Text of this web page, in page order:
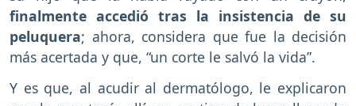
finalmente accedió tras la insistencia de su
peluquera; ahora, considera que fue la decisión
más acertada y que, “un corte le salvó la vida”.
Y es que, al acudir al dermatólogo, le explicaron